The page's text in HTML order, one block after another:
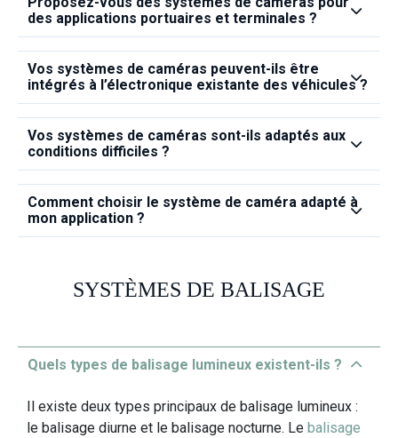
des applications portuaires et terminales ?
Vos systèmes de caméras peuvent‑ils être
intégrés à l’électronique existante des véhicules ?
Vos systèmes de caméras sont‑ils adaptés aux
conditions difficiles ?
Comment choisir le système de caméra adapté à
mon application ?
SYSTÈMES DE BALISAGE
Quels types de balisage lumineux existent‑ils ?
Il existe deux types principaux de balisage lumineux :
le balisage diurne et le balisage nocturne. Le balisage